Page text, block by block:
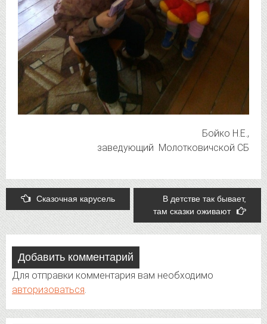
Бойко Н.Е.,
заведующий Молотковичской СБ
Post
navigation
Сказочная карусель
В детстве так бывает,
там сказки оживают
Добавить комментарий
Для отправки комментария вам необходимо
авторизоваться.